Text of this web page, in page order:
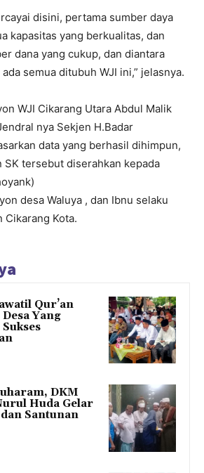
disini, pertama sumber daya
kapasitas yang berkualitas, dan
dana yang cukup, dan diantara
semua ditubuh WJI ini,” jelasnya.
WJI Cikarang Utara Abdul Malik
nya Sekjen H.Badar
data yang berhasil dihimpun,
SK tersebut diserahkan kepada
desa Waluya , dan Ibnu selaku
Cikarang Kota.
Qur’an
Yang
DKM
Huda Gelar
Santunan